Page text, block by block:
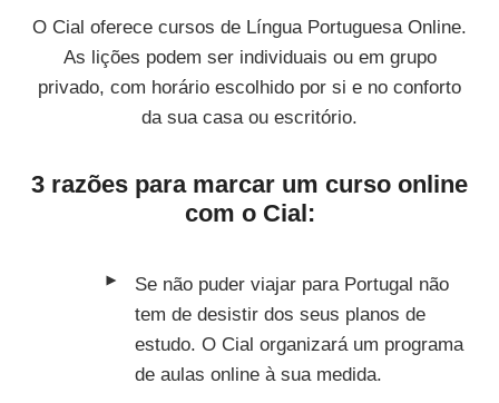
O Cial oferece cursos de Língua Portuguesa Online.
As lições podem ser individuais ou em grupo
privado, com horário escolhido por si e no conforto
da sua casa ou escritório.
3 razões para marcar um curso online
com o Cial:
Se não puder viajar para Portugal não
tem de desistir dos seus planos de
estudo. O Cial organizará um programa
de aulas online à sua medida.